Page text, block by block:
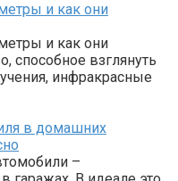
и как они
и как они
способное взглянуть
инфракрасные
в домашних
–